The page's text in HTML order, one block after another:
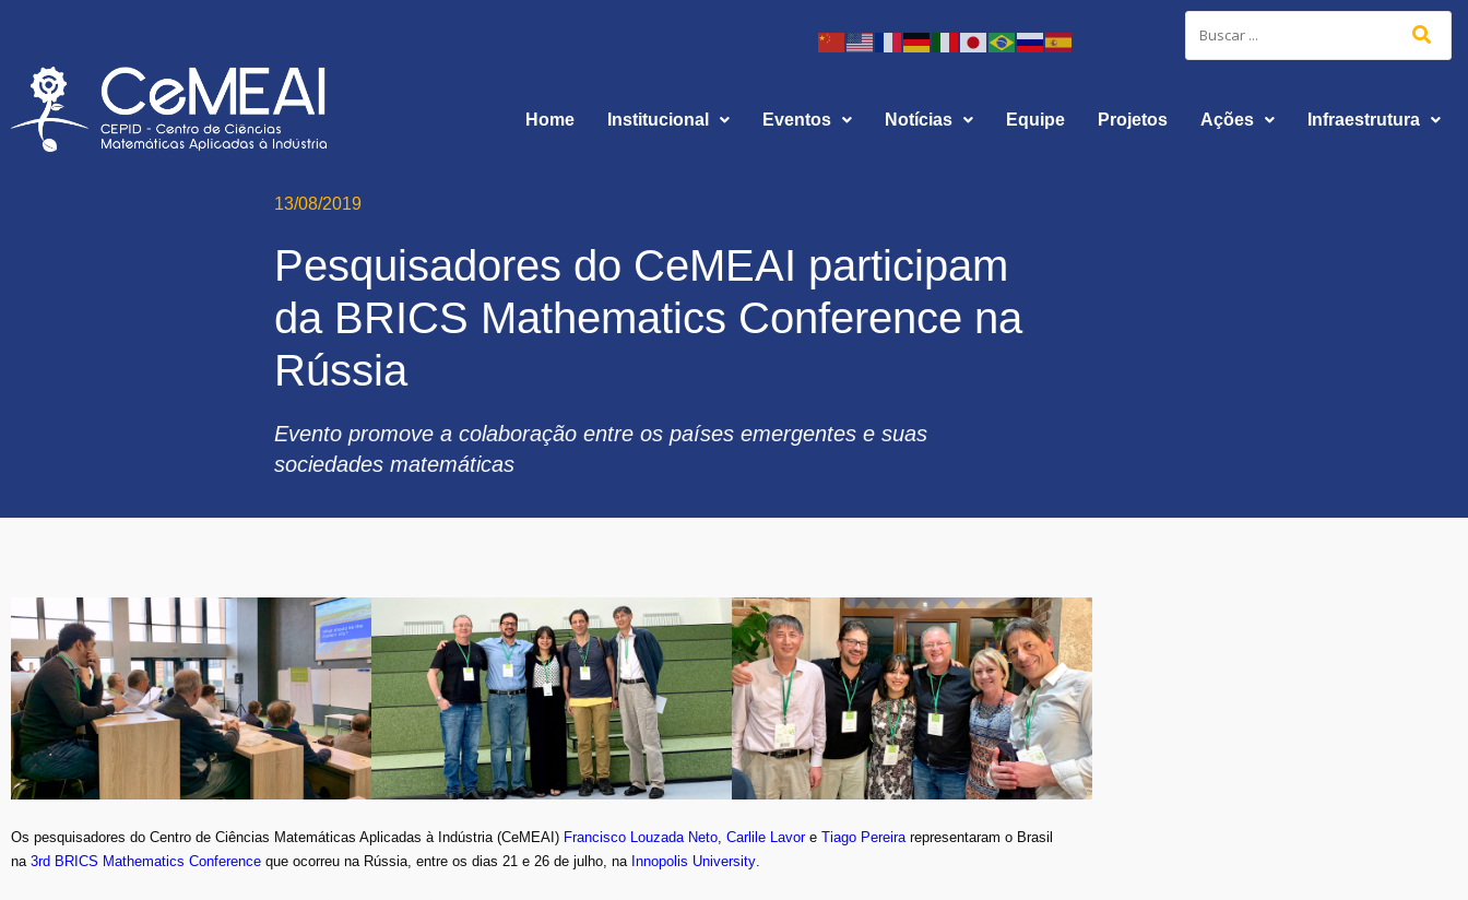
Home Institucional Eventos Notícias Equipe Projetos Ações Infraestrutura
13/08/2019
Pesquisadores do CeMEAI participam
da BRICS Mathematics Conference na
Rússia
Evento promove a colaboração entre os países emergentes e suas
sociedades matemáticas
Os pesquisadores do Centro de Ciências Matemáticas Aplicadas à Indústria (CeMEAI) Francisco Louzada Neto Carlile Lavore Tiago Pereira representaram o Brasil
na 3rd BRICS Mathematics Conference que ocorreu na Rússia, entre os dias 21 e 26 de julho, na Innopolis University